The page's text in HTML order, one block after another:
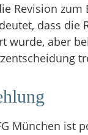
Revision
dass die
wurde, aber
München ist